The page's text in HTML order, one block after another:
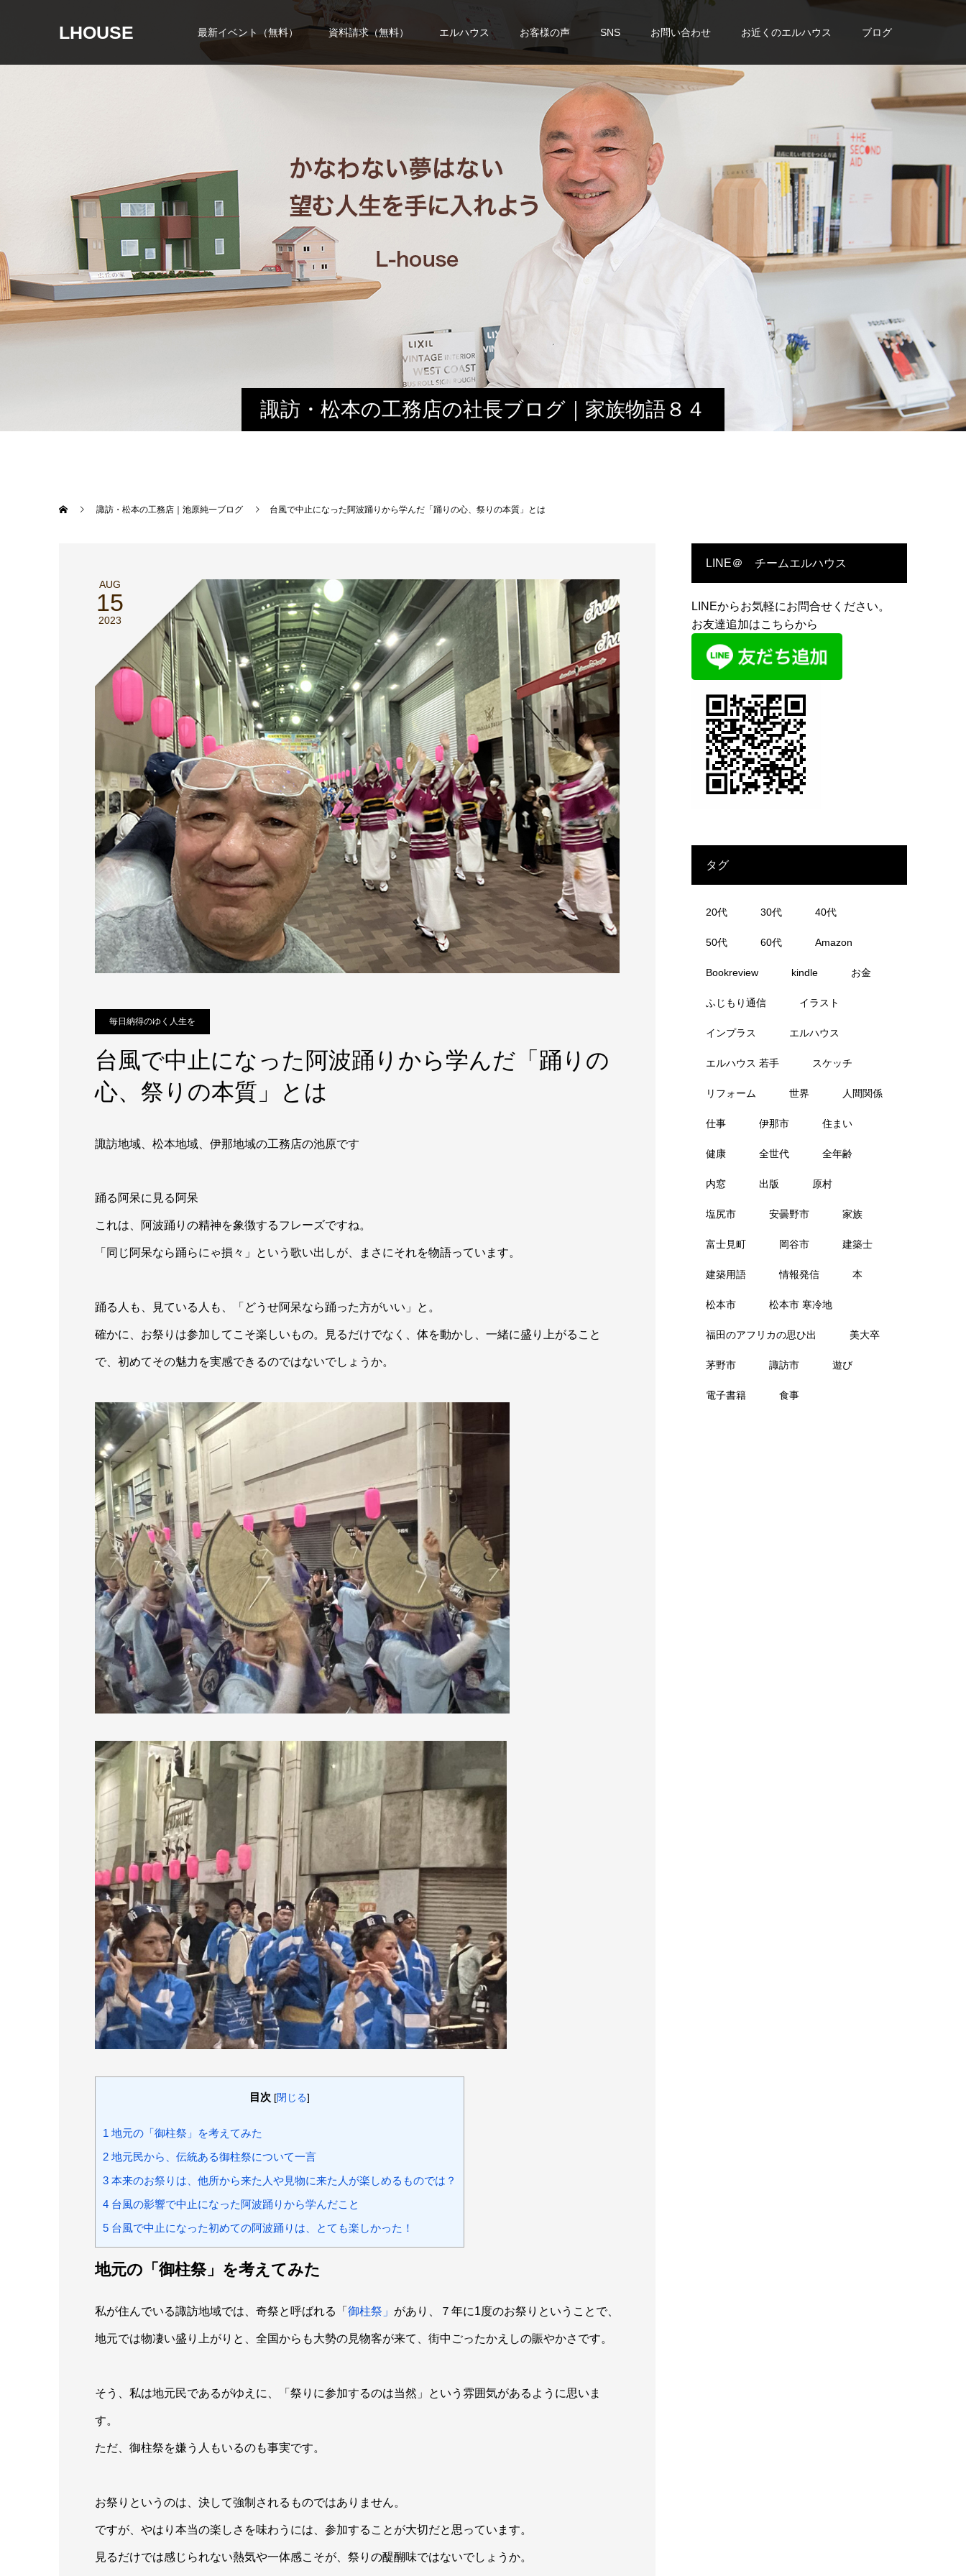
LHOUSE 最新イベント（無料） 資料請求（無料） エルハウス お客様の声 SNS お問い合わせ お近くのエルハウス ブログ
諏訪・松本の工務店の社長ブログ｜家族物語８４
諏訪・松本の工務店｜池原純一ブログ 台風で中止になった阿波踊りから学んだ「踊りの心、祭りの本質」とは
AUG
15
2023
毎日納得のゆく人生を
台風で中止になった阿波踊りから学んだ「踊りの
心、祭りの本質」とは
諏訪地域、松本地域、伊那地域の工務店の池原です
踊る阿呆に見る阿呆
これは、阿波踊りの精神を象徴するフレーズですね。
「同じ阿呆なら踊らにゃ損々」という歌い出しが、まさにそれを物語っています。
踊る人も、見ている人も、「どうせ阿呆なら踊った方がいい」と。
確かに、お祭りは参加してこそ楽しいもの。見るだけでなく、体を動かし、一緒に盛り上がること
で、初めてその魅力を実感できるのではないでしょうか。
目次 [閉じる]
1 地元の「御柱祭」を考えてみた
2 地元民から、伝統ある御柱祭について一言
3 本来のお祭りは、他所から来た人や見物に来た人が楽しめるものでは？
4 台風の影響で中止になった阿波踊りから学んだこと
5 台風で中止になった初めての阿波踊りは、とても楽しかった！
地元の「御柱祭」を考えてみた
私が住んでいる諏訪地域では、奇祭と呼ばれる「 御柱祭」 があり、７年に1度のお祭りということで、
地元では物凄い盛り上がりと、全国からも大勢の見物客が来て、街中ごったかえしの賑やかさです。
そう、私は地元民であるがゆえに、「祭りに参加するのは当然」という雰囲気があるように思いま
す。
ただ、御柱祭を嫌う人もいるのも事実です。
お祭りというのは、決して強制されるものではありません。
ですが、やはり本当の楽しさを味わうには、参加することが大切だと思っています。
見るだけでは感じられない熱気や一体感こそが、祭りの醍醐味ではないでしょうか。
LINE＠ チームエルハウス
LINEからお気軽にお問合せください。
お友達追加はこちらから
タグ
20代 30代 40代
50代 60代 Amazon
Bookreview kindle お金
ふじもり通信 イラスト
インプラス エルハウス
エルハウス 若手 スケッチ
リフォーム 世界 人間関係
仕事 伊那市 住まい
健康 全世代 全年齢
内窓 出版 原村
塩尻市 安曇野市 家族
富士見町 岡谷市 建築士
建築用語 情報発信 本
松本市 松本市 寒冷地
福田のアフリカの思ひ出 美大卒
茅野市 諏訪市 遊び
電子書籍 食事